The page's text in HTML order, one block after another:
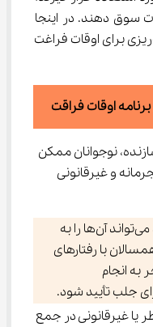
سوق دهند. در اینجا
به برخی از خطرات اصلی عدم برنامه‌ریزی برای اوقات فراغت
اوقات فراقت
نوجوانان ممکن
و غیرقانونی
آن‌ها را به
با رفتارهای
به انجام
جلب تأیید شود.
یا غیرقانونی در جمع